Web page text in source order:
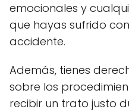
emocionales y
que hayas sufrido
accidente.
Además, tienes
sobre los
recibir un trato justo